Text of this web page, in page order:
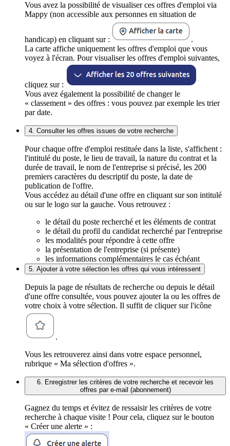
Vous avez la possibilité de visualiser ces offres d'emploi via
Mappy (non accessible aux personnes en situation de
handicap) en cliquant sur :
.
La carte affiche uniquement les offres d'emploi que vous
voyez à l'écran. Pour visualiser les offres d'emploi suivantes,
cliquez sur :
Vous avez également la possibilité de changer le
« classement » des offres : vous pouvez par exemple les trier
par date.
4. Consulter les offres issues de votre recherche
Pour chaque offre d'emploi restituée dans la liste, s'affichent :
l'intitulé du poste, le lieu de travail, la nature du contrat et la
durée de travail, le nom de l'entreprise si précisé, les 200
premiers caractères du descriptif du poste, la date de
publication de l'offre.
Vous accédez au détail d'une offre en cliquant sur son intitulé
ou sur le logo sur la gauche. Vous retrouvez :
le détail du poste recherché et les éléments de contrat
le détail du profil du candidat recherché par l'entreprise
les modalités pour répondre à cette offre
la présentation de l'entreprise (si présente)
les informations complémentaires le cas échéant
5. Ajouter à votre sélection les offres qui vous intéressent
Depuis la page de résultats de recherche ou depuis le détail
d'une offre consultée, vous pouvez ajouter la ou les offres de
votre choix à votre sélection. Il suffit de cliquer sur l'icône
.
Vous les retrouverez ainsi dans votre espace personnel,
rubrique « Ma sélection d'offres ».
6. Enregistrer les critères de votre recherche et recevoir les
offres par e-mail (abonnement)
Gagnez du temps et évitez de ressaisir les critères de votre
recherche à chaque visite ! Pour cela, cliquez sur le bouton
« Créer une alerte » :